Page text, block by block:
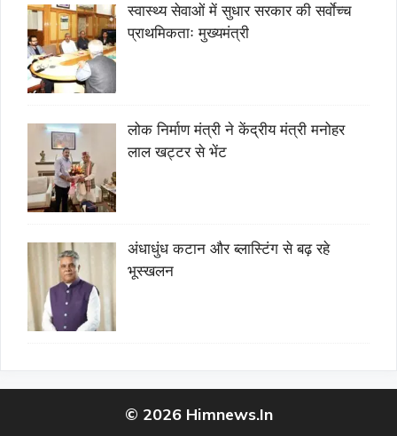
स्वास्थ्य सेवाओं में सुधार सरकार की सर्वाेच्च
प्राथमिकताः मुख्यमंत्री
लोक निर्माण मंत्री ने केंद्रीय मंत्री मनोहर
लाल खट्टर से भेंट
अंधाधुंध कटान और ब्लास्टिंग से बढ़ रहे
भूस्खलन
© 2026 Himnews.In